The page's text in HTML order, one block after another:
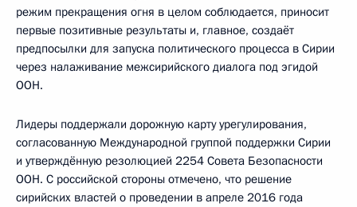
режим прекращения огня в целом соблюдается, приносит
первые позитивные результаты и, главное, создаёт
предпосылки для запуска политического процесса в Сирии
через налаживание межсирийского диалога под эгидой
ООН.
Лидеры поддержали дорожную карту урегулирования,
согласованную Международной группой поддержки Сирии
и утверждённую резолюцией 2254 Совета Безопасности
ООН. С российской стороны отмечено, что решение
сирийских властей о проведении в апреле 2016 года